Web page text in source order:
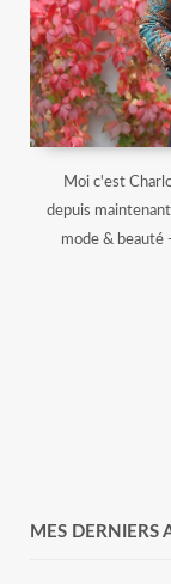
Moi c'est
depuis
mode & beauté
MES DERNIERS